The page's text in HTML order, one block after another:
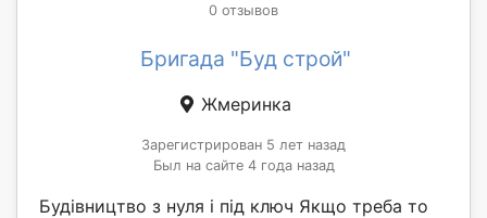
0 отзывов
Бригада "Буд строй"
Жмеринка
Зарегистрирован 5 лет назад
Был на сайте 4 года назад
Будівництво з нуля і під ключ Якщо треба то